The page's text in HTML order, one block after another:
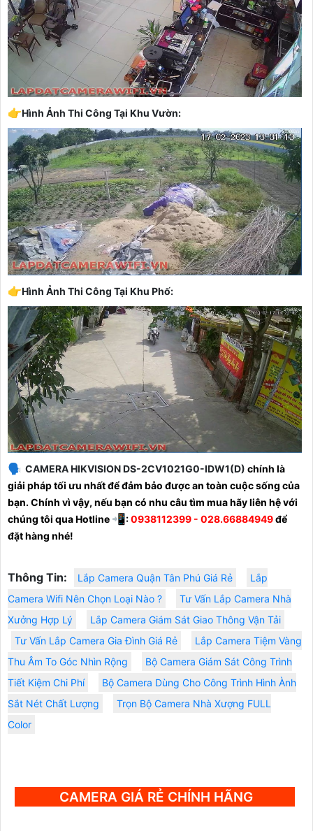
👉Hình Ảnh Thi Công Tại Khu Vườn:
👉Hình Ảnh Thi Công Tại Khu Phố:
🗣️ CAMERA HIKVISION DS-2CV1021G0-IDW1(D) chính là
giải pháp tối ưu nhất để đảm bảo được an toàn cuộc sống của
bạn. Chính vì vậy, nếu bạn có nhu câu tìm mua hãy liên hệ với
chúng tôi qua Hotline 📲:0938112399 - 028.66884949để
đặt hàng nhé!
Thông Tin: Lắp Camera Quận Tân Phú Giá Rẻ
Lắp
Camera Wifi Nên Chọn Loại Nào ?
Tư Vấn Lắp Camera Nhà
Xưởng Hợp Lý
Lắp Camera Giám Sát Giao Thông Vận Tải
Tư Vấn Lắp Camera Gia Đình Giá Rẻ
Lắp Camera Tiệm Vàng
Thu Âm To Góc Nhìn Rộng
Bộ Camera Giám Sát Công Trình
Tiết Kiệm Chi Phí
Bộ Camera Dùng Cho Công Trình Hình Ành
Sắt Nét Chất Lượng
Trọn Bộ Camera Nhà Xượng FULL
Color
CAMERA GIÁ RẺ CHÍNH HÃNG